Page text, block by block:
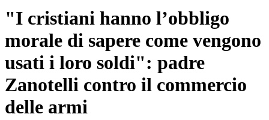
"I cristiani hanno l’obbligo
morale di sapere come vengono
usati i loro soldi": padre
Zanotelli contro il commercio
delle armi